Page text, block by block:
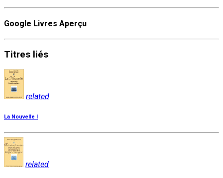
Google Livres Aperçu
Titres liés
related
La Nouvelle I
related